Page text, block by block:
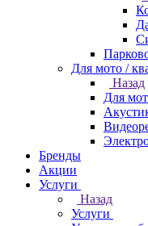
Для мото /
Назад
Для
Бренды
Акции
Услуги
Назад
Услуги